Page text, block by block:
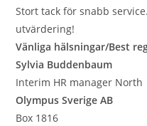
Stort tack för snabb
utvärdering!
Vänliga hälsningar/Best
Sylvia Buddenbaum
Interim HR manager North
Olympus Sverige AB
Box 1816